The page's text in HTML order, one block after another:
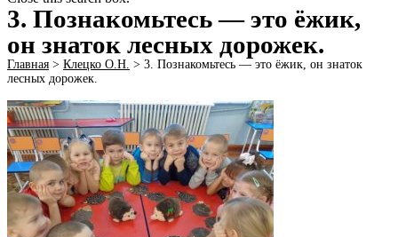
3. Познакомьтесь — это ёжик,
он знаток лесных дорожек.
Главная > Клецко О.Н. > 3. Познакомьтесь — это ёжик, он знаток
лесных дорожек.